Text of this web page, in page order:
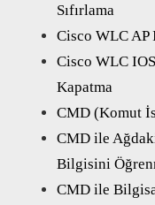
Sıfırlama
Cisco WLC AP
Cisco WLC
Kapatma
CMD (Komut
CMD ile
Bilgisini
CMD ile